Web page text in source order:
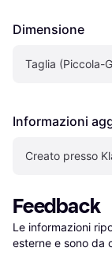
Dimensione
Taglia (Piccola-
Informazioni
Creato presso
Feedback
Le informazioni
esterne e sono da